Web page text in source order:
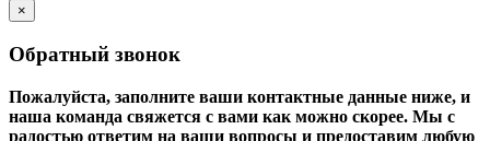
×
Обратный звонок
Пожалуйста, заполните ваши контактные данные ниже, и
наша команда свяжется с вами как можно скорее. Мы с
радостью ответим на ваши вопросы и предоставим любую